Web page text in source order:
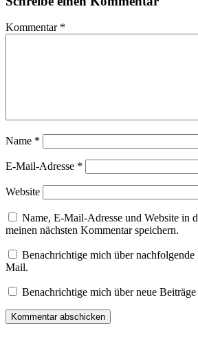
Kommentar *
Name *
E-Mail-Adresse *
Website
Name, E-Mail-Adresse und Website in
meinen nächsten Kommentar speichern.
Benachrichtige mich über
Mail.
Benachrichtige mich über neue